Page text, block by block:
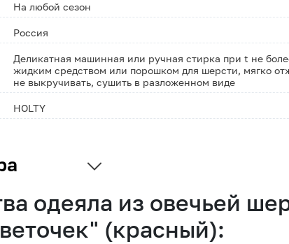
На любой сезон
Россия
Деликатная машинная или ручная стирка при t не
жидким средством или порошком для шерсти, мягко
не выкручивать, сушить в разложенном виде
HOLTY
одеяла из овечьей
(красный):